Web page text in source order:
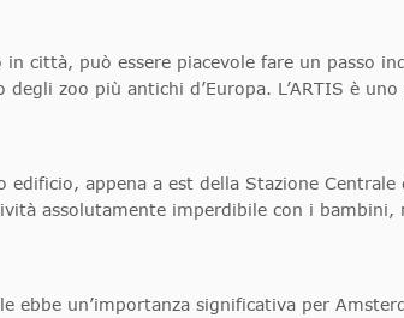
città, può essere piacevole fare un passo
zoo più antichi d’Europa. L’ARTIS è
edificio, appena a est della Stazione
assolutamente imperdibile con i bambini,
ebbe un’importanza significativa per